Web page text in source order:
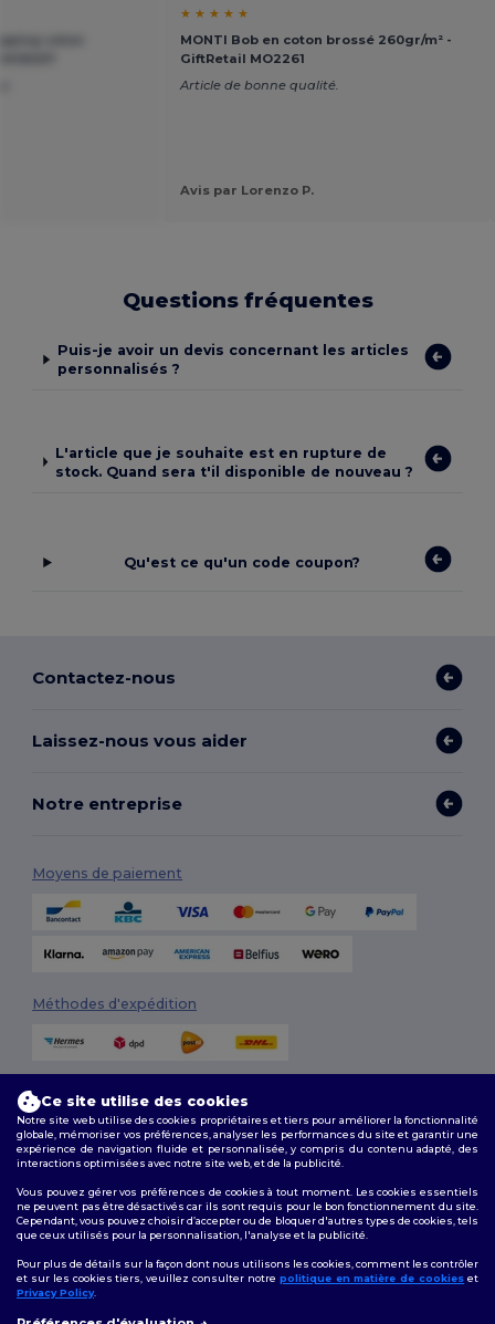
★ ★ ★ ★ ★
MONTI Bob en coton brossé 260gr/m² -
GiftRetail MO2261
Article de bonne qualité.
Avis par Lorenzo P.
Questions fréquentes
Puis-je avoir un devis concernant les articles
personnalisés ?
L'article que je souhaite est en rupture de
stock. Quand sera t'il disponible de nouveau ?
Qu'est ce qu'un code coupon?
Contactez-nous
Laissez-nous vous aider
Notre entreprise
Moyens de paiement
Méthodes d'expédition
Conditions Générales
|Politique de personnalisation |Politique de
Confidentialité
Suivez-nous
Ce site utilise des cookies
Notre site web utilise des cookies propriétaires et tiers pour améliorer la fonctionnalité
globale, mémoriser vos préférences, analyser les performances du site et garantir une
expérience de navigation fluide et personnalisée, y compris du contenu adapté, des
interactions optimisées avec notre site web, et de la publicité.
Vous pouvez gérer vos préférences de cookies à tout moment. Les cookies essentiels
ne peuvent pas être désactivés car ils sont requis pour le bon fonctionnement du site.
Cependant, vous pouvez choisir d’accepter ou de bloquer d'autres types de cookies, tels
que ceux utilisés pour la personnalisation, l'analyse et la publicité.
Pour plus de détails sur la façon dont nous utilisons les cookies, comment les contrôler
et sur les cookies tiers, veuillez consulter notre politique en matière de cookies et
Privacy Policy.